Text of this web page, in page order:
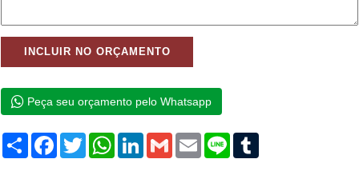
Peça seu orçamento pelo Whatsapp
Compartilhar
Facebook
TwitterWhatsApp
LinkedIn
GmailEmailLine